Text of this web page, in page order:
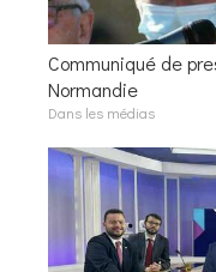
Communiqué de
Normandie
Dans les médias